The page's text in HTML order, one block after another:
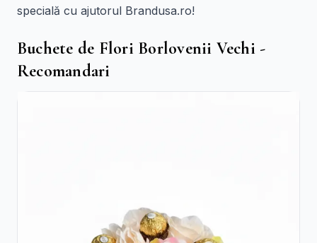
specială cu ajutorul Brandusa.ro!
Buchete de Flori Borlovenii Vechi -
Recomandari